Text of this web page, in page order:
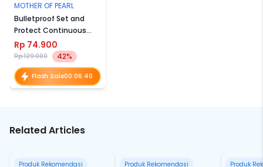
MOTHER OF PEARL
Bulletproof Set and
Protect Continuous
Mist
Rp 74.900
Rp 129.000 42%
Flash Sale00:06:40
Related Articles
Produk Rekomendasi Produk Rekomendasi Produk